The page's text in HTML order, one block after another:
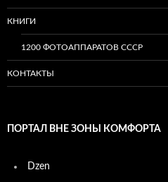
КНИГИ
1200 ФОТОАППАРАТОВ СССР
КОНТАКТЫ
ПОРТАЛ ВНЕ ЗОНЫ КОМФОРТА
Dzen